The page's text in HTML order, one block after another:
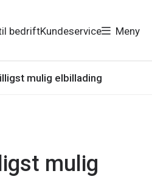
bedriftKundeservice Meny
mulig elbillading
mulig